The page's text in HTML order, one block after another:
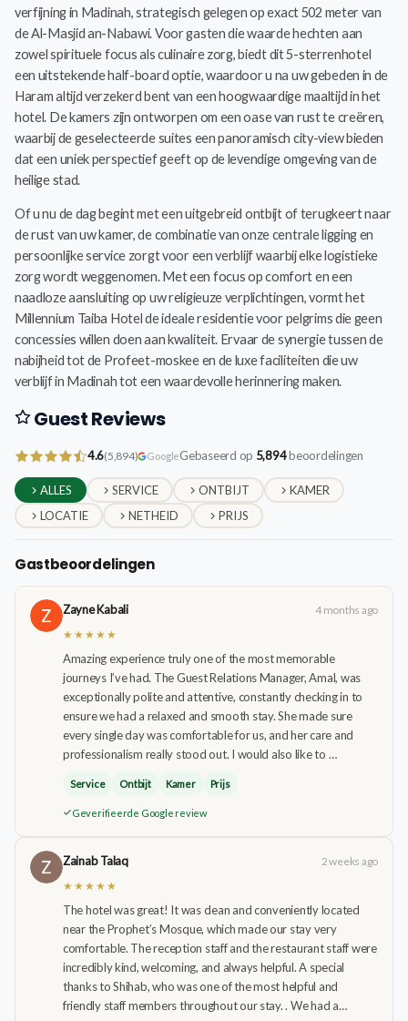
verfijning in Madinah, strategisch gelegen op exact 502 meter van
de Al-Masjid an-Nabawi. Voor gasten die waarde hechten aan
zowel spirituele focus als culinaire zorg, biedt dit 5-sterrenhotel
een uitstekende half-board optie, waardoor u na uw gebeden in de
Haram altijd verzekerd bent van een hoogwaardige maaltijd in het
hotel. De kamers zijn ontworpen om een oase van rust te creëren,
waarbij de geselecteerde suites een panoramisch city-view bieden
dat een uniek perspectief geeft op de levendige omgeving van de
heilige stad.
Of u nu de dag begint met een uitgebreid ontbijt of terugkeert naar
de rust van uw kamer, de combinatie van onze centrale ligging en
persoonlijke service zorgt voor een verblijf waarbij elke logistieke
zorg wordt weggenomen. Met een focus op comfort en een
naadloze aansluiting op uw religieuze verplichtingen, vormt het
Millennium Taiba Hotel de ideale residentie voor pelgrims die geen
concessies willen doen aan kwaliteit. Ervaar de synergie tussen de
nabijheid tot de Profeet-moskee en de luxe faciliteiten die uw
verblijf in Madinah tot een waardevolle herinnering maken.
Guest Reviews
4.6(5,894) GoogleGebaseerd op 5,894beoordelingen
ALLES SERVICE ONTBIJT
KAMER
LOCATIE
NETHEID PRIJS
Gastbeoordelingen
Zayne Kabali
4 months ago
★★★★★
Amazing experience truly one of the most memorable
journeys I’ve had. The Guest Relations Manager, Amal, was
exceptionally polite and attentive, constantly checking in to
ensure we had a relaxed and smooth stay. She made sure
every single day was comfortable for us, and her care and
professionalism really stood out. I would also like to …
Service Ontbijt Kamer Prijs
Geverifieerde Google review
Zainab Talaq
2 weeks ago
★★★★★
The hotel was great! It was clean and conveniently located
near the Prophet’s Mosque, which made our stay very
comfortable. The reception staff and the restaurant staff were
incredibly kind, welcoming, and always helpful. A special
thanks to Shihab, who was one of the most helpful and
friendly staff members throughout our stay. . We had a…